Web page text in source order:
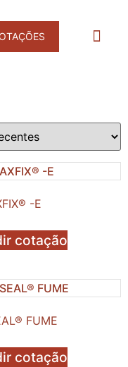
-E
cotação
FUME
cotação